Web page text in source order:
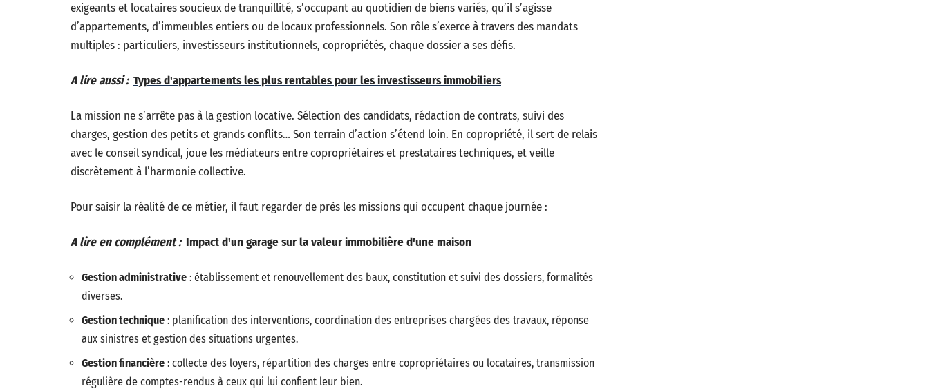
exigeants et locataires soucieux de tranquillité, s’occupant au quotidien de biens variés, qu’il s’agisse
d’appartements, d’immeubles entiers ou de locaux professionnels. Son rôle s’exerce à travers des mandats
multiples : particuliers, investisseurs institutionnels, copropriétés, chaque dossier a ses défis.
A lire aussi : Types d'appartements les plus rentables pour les investisseurs immobiliers
La mission ne s’arrête pas à la gestion locative. Sélection des candidats, rédaction de contrats, suivi des
charges, gestion des petits et grands conflits… Son terrain d’action s’étend loin. En copropriété, il sert de relais
avec le conseil syndical, joue les médiateurs entre copropriétaires et prestataires techniques, et veille
discrètement à l’harmonie collective.
Pour saisir la réalité de ce métier, il faut regarder de près les missions qui occupent chaque journée :
A lire en complément : Impact d'un garage sur la valeur immobilière d'une maison
Gestion administrative : établissement et renouvellement des baux, constitution et suivi des dossiers, formalités
diverses.
Gestion technique : planification des interventions, coordination des entreprises chargées des travaux, réponse
aux sinistres et gestion des situations urgentes.
Gestion financière : collecte des loyers, répartition des charges entre copropriétaires ou locataires, transmission
régulière de comptes-rendus à ceux qui lui confient leur bien.